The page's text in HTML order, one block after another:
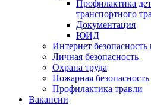
Профилактика
транспортного
Документация
ЮИД
Интернет
Личная безопасность
Охрана труда
Пожарная безопасность
Профилактика травли
Вакансии